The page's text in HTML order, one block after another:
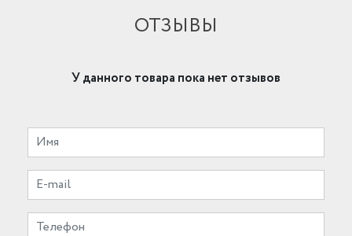
ОТЗЫВЫ
У данного товара пока нет отзывов